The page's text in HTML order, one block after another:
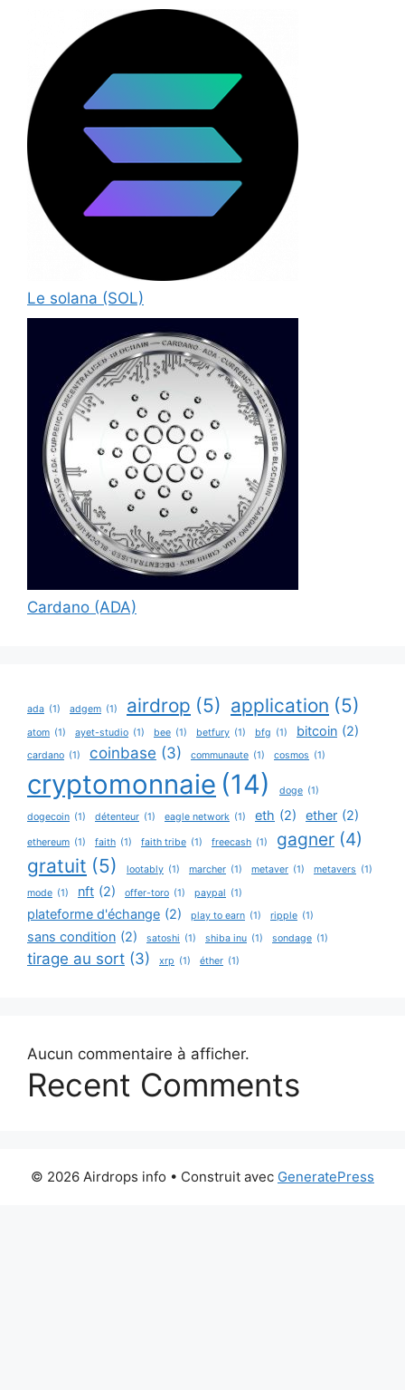
Le solana (SOL)
Cardano (ADA)
ada (1) adgem (1) airdrop (5) application (5)
atom (1) ayet-studio (1) bee (1) betfury (1) bfg (1) bitcoin (2)
cardano (1) coinbase (3) communaute (1) cosmos (1)
cryptomonnaie (14) doge (1)
dogecoin (1) détenteur (1) eagle network (1) eth (2) ether (2)
ethereum (1) faith (1) faith tribe (1) freecash (1) gagner (4)
gratuit (5) lootably (1) marcher (1) metaver (1) metavers (1)
mode (1) nft (2) offer-toro (1) paypal (1)
plateforme d'échange (2) play to earn (1) ripple (1)
sans condition (2) satoshi (1) shiba inu (1) sondage (1)
tirage au sort (3) xrp (1) éther (1)
Aucun commentaire à afficher.
Recent Comments
© 2026 Airdrops info • Construit avec GeneratePress